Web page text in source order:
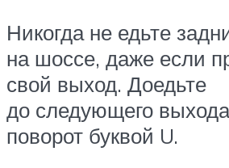
Никогда не едьте
на шоссе, даже если
свой выход. Доедьте
до следующего
поворот буквой U.